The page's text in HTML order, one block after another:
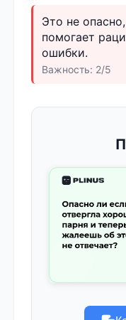
Это не
помогает
ошибки.
Важность: 2/5